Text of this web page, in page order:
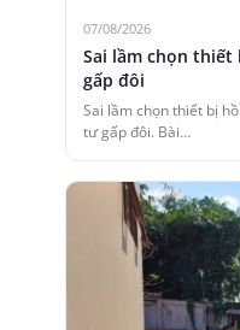
07/08/2026
Sai lầm chọn
gấp đôi
Sai lầm chọn thiết bị
tư gấp đôi. Bài…